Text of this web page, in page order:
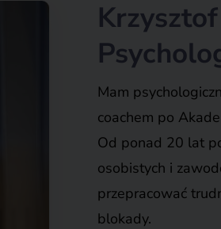
Mam
coachem po
Od ponad 20 lat
osobistych i
przepracować
blokady.